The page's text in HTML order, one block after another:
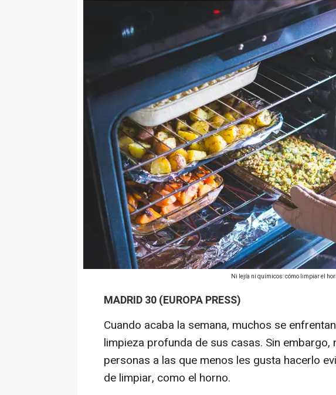
Ni lejía ni químicos: cómo limpiar el
MADRID 30 (EUROPA PRESS)
Cuando acaba la semana, muchos se
limpieza profunda de sus casas. Sin embargo,
personas a las que menos les gusta hacerlo
de limpiar, como el horno.